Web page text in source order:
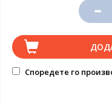
Споредете го